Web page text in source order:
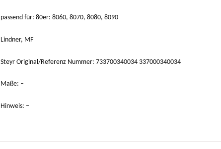
passend für: 80er: 8060, 8070, 8080, 8090
Lindner, MF
Steyr Original/Referenz Nummer: 733700340034 337000340034
Maße: –
Hinweis: –